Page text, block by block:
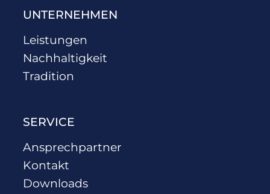
UNTERNEHMEN
Leistungen
Nachhaltigkeit
Tradition
SERVICE
Ansprechpartner
Kontakt
Downloads